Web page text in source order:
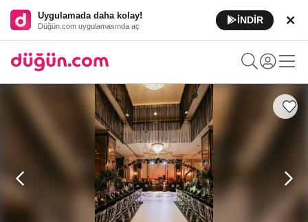
Uygulamada daha kolay!
Düğün.com uygulamasında aç
İNDİR